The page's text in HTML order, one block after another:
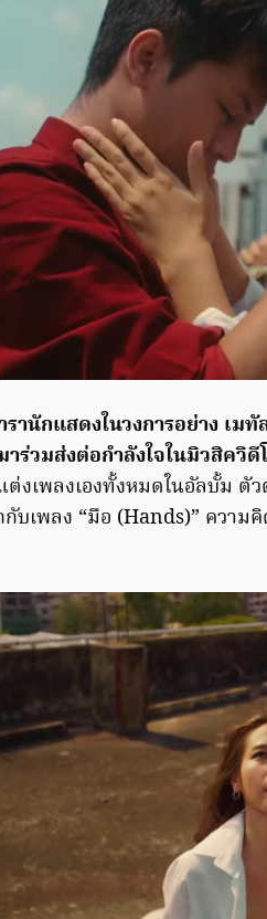
านักแสดงในวงการอย่าง เ
ร่วมส่งต่อกำลังใจในมิวสิควิดี
งเพลงเองทั้งหมดในอัลบั้ม ตั
บเพลง “มือ (Hands)” ควา